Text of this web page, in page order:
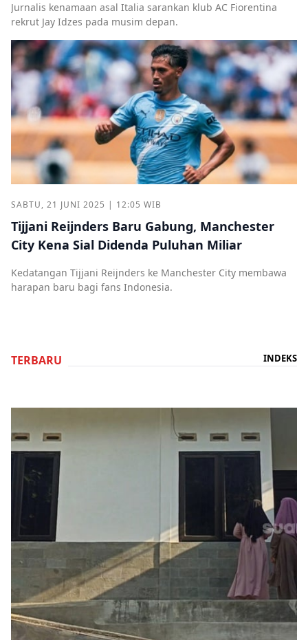
Jurnalis kenamaan asal Italia sarankan klub AC Fiorentina
rekrut Jay Idzes pada musim depan.
SABTU, 21 JUNI 2025 | 12:05 WIB
Tijjani Reijnders Baru Gabung, Manchester
City Kena Sial Didenda Puluhan Miliar
Kedatangan Tijjani Reijnders ke Manchester City membawa
harapan baru bagi fans Indonesia.
TERBARU INDEKS